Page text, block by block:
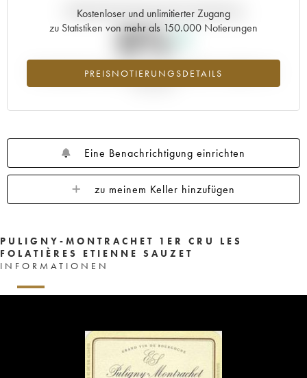
Kostenloser und unlimitierter Zugang
zu Statistiken von mehr als 150.000 Notierungen
PREISNOTIERUNGSDETAILS
Aktuelle Entwicklung der Preisnotierung
0%
Preisanstiegs des Jahrgangs 2009 im Jahr 2026 im Vergleich zum
Eine Benachrichtigung einrichten
zu meinem Keller hinzufügen
PULIGNY-MONTRACHET 1ER CRU LES
FOLATIÈRES ETIENNE SAUZET
INFORMATIONEN